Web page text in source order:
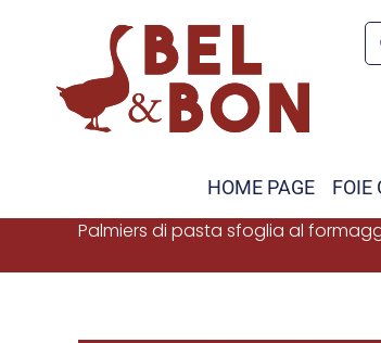
HOME PAGE FOIE
Palmiers di pasta sfoglia al